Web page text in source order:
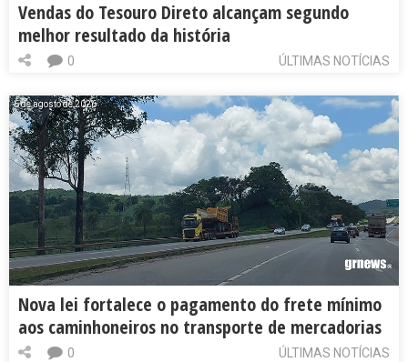
Vendas do Tesouro Direto alcançam segundo
melhor resultado da história
ÚLTIMAS NOTÍCIAS
0
6 de agosto de 2026
Nova lei fortalece o pagamento do frete mínimo
aos caminhoneiros no transporte de mercadorias
ÚLTIMAS NOTÍCIAS
0